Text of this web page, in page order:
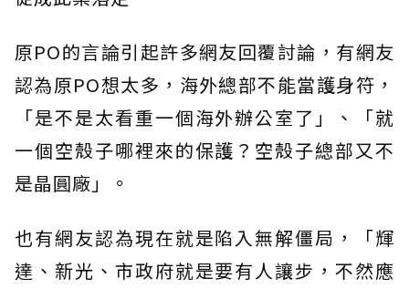
原PO的言論引起許多網友回覆討論，有網友
認為原PO想太多，海外總部不能當護身符，
「是不是太看重一個海外辦公室了」、「就
一個空殼子哪裡來的保護？空殼子總部又不
是晶圓廠」。
也有網友認為現在就是陷入無解僵局，「輝
達、新光、市政府就是要有人讓步，不然應